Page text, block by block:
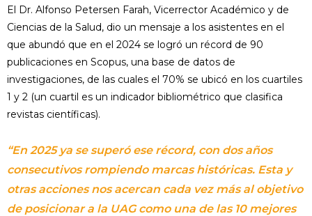
El Dr. Alfonso Petersen Farah, Vicerrector Académico y de
Ciencias de la Salud, dio un mensaje a los asistentes en el
que abundó que en el 2024 se logró un récord de 90
publicaciones en Scopus, una base de datos de
investigaciones, de las cuales el 70% se ubicó en los cuartiles
1 y 2 (un cuartil es un indicador bibliométrico que clasifica
revistas científicas).
“En 2025 ya se superó ese récord, con dos años
consecutivos rompiendo marcas históricas. Esta y
otras acciones nos acercan cada vez más al objetivo
de posicionar a la UAG como una de las 10 mejores